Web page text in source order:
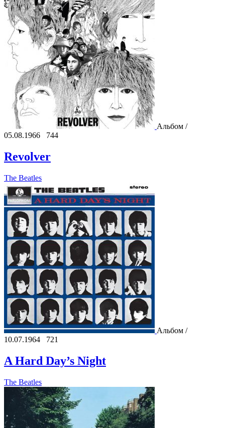
Альбом /
05.08.1966
744
Revolver
The Beatles
Альбом /
10.07.1964
721
A Hard Day’s Night
The Beatles